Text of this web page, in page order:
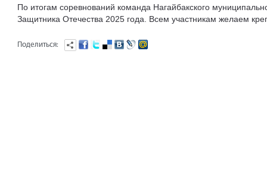
По итогам соревнований команда Нагайбакского
Защитника Отечества 2025 года. Всем участникам желаем
Поделиться: